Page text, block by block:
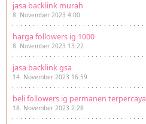
jasa backlink murah
8. November 2023 4:00
harga followers ig 1000
8. November 2023 13:22
jasa backlink gsa
14. November 2023 16:59
beli followers ig permanen terpercaya
18. November 2023 2:28